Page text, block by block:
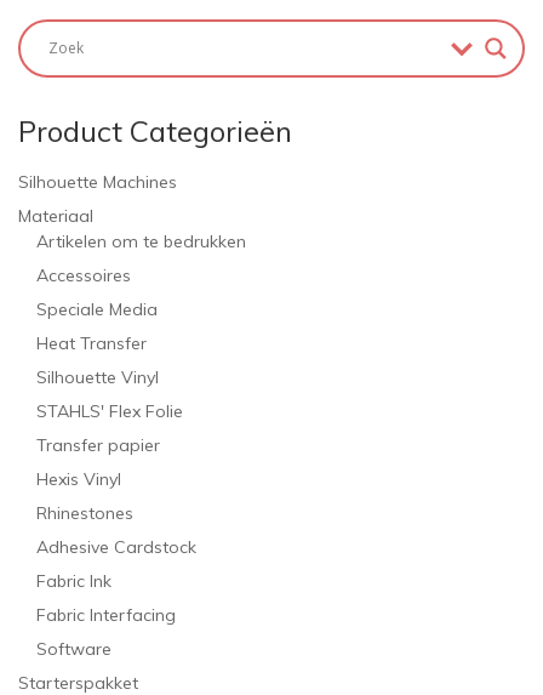
Product Categorieën
Silhouette Machines
Materiaal
Artikelen om te bedrukken
Accessoires
Speciale Media
Heat Transfer
Silhouette Vinyl
STAHLS' Flex Folie
Transfer papier
Hexis Vinyl
Rhinestones
Adhesive Cardstock
Fabric Ink
Fabric Interfacing
Software
Starterspakket